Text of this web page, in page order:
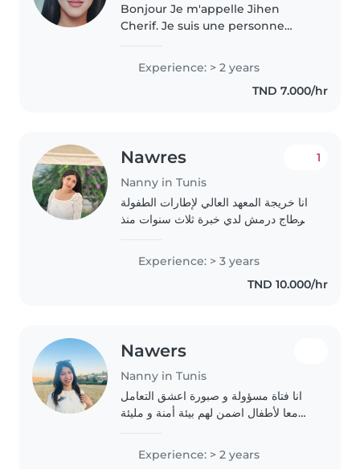
Bonjour Je m'appelle Jihen
Cherif. Je suis une personne
sérieuse et passionnée par le
monde des enfants. J'ai une
solide expérience dans la garde
Experience: > 2 years
TND 7.000/hr
Nawres
Nanny in Tunis
1
انا خريجة المعهد العالي لإطارات الطفولة
قرطاج درمش لدي خبرة ثلاث سنوات منذ
اعمل في رعاية الأطفال نوادي /مركبات
Experience: > 3 years
TND 10.000/hr
Nawers
Nanny in Tunis
انا فتاة مسؤولة و صبورة اعشق التعامل
معا لأطفال اضمن لهم بيئة أمنة و مليئة
Experience: > 2 years